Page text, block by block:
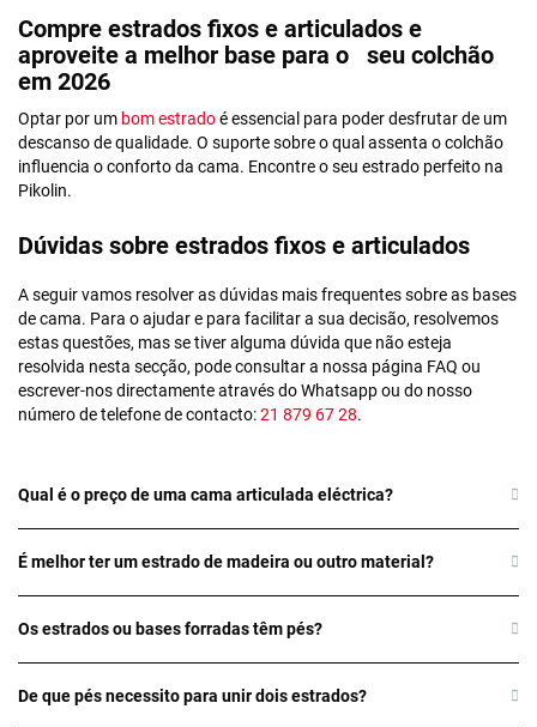
Compre estrados fixos e articulados e
aproveite a melhor base para o seu colchão
em 2026
Optar por um bom estradoé essencial para poder desfrutar de um
descanso de qualidade. O suporte sobre o qual assenta o colchão
influencia o conforto da cama. Encontre o seu estrado perfeito na
Pikolin.
Dúvidas sobre estrados fixos e articulados
A seguir vamos resolver as dúvidas mais frequentes sobre as bases
de cama. Para o ajudar e para facilitar a sua decisão, resolvemos
estas questões, mas se tiver alguma dúvida que não esteja
resolvida nesta secção, pode consultar a nossa página FAQ ou
escrever-nos directamente através do Whatsapp ou do nosso
número de telefone de contacto:21 879 67 28.
Qual é o preço de uma cama articulada eléctrica?
É melhor ter um estrado de madeira ou outro material?
Os estrados ou bases forradas têm pés?
De que pés necessito para unir dois estrados?